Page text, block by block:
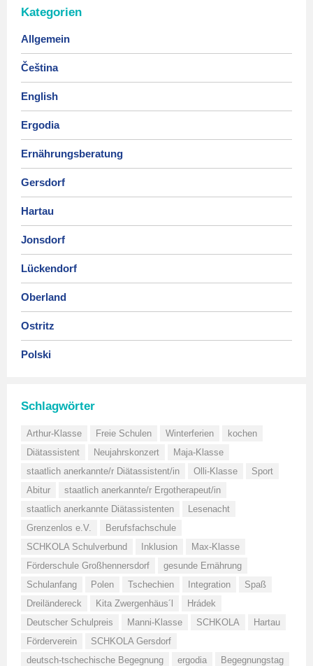
Kategorien
Allgemein
Čeština
English
Ergodia
Ernährungsberatung
Gersdorf
Hartau
Jonsdorf
Lückendorf
Oberland
Ostritz
Polski
Schlagwörter
Arthur-Klasse Freie Schulen Winterferien
kochen
Diätassistent
Neujahrskonzert
Maja-Klasse
staatlich anerkannte/r Diätassistent/in
Olli-Klasse
Sport
Abitur
staatlich anerkannte/r Ergotherapeut/in
staatlich anerkannte Diätassistenten
Lesenacht
Grenzenlos e.V.
Berufsfachschule
SCHKOLA Schulverbund
Inklusion
Max-Klasse
Förderschule Großhennersdorf
gesunde Ernährung
Schulanfang
Polen Tschechien Integration
Spaß
Dreiländereck
Kita Zwergenhäus´l
Hrádek
Deutscher Schulpreis
Manni-Klasse SCHKOLA
Hartau
Förderverein
SCHKOLA Gersdorf
deutsch-tschechische Begegnung
ergodia
Begegnungstag